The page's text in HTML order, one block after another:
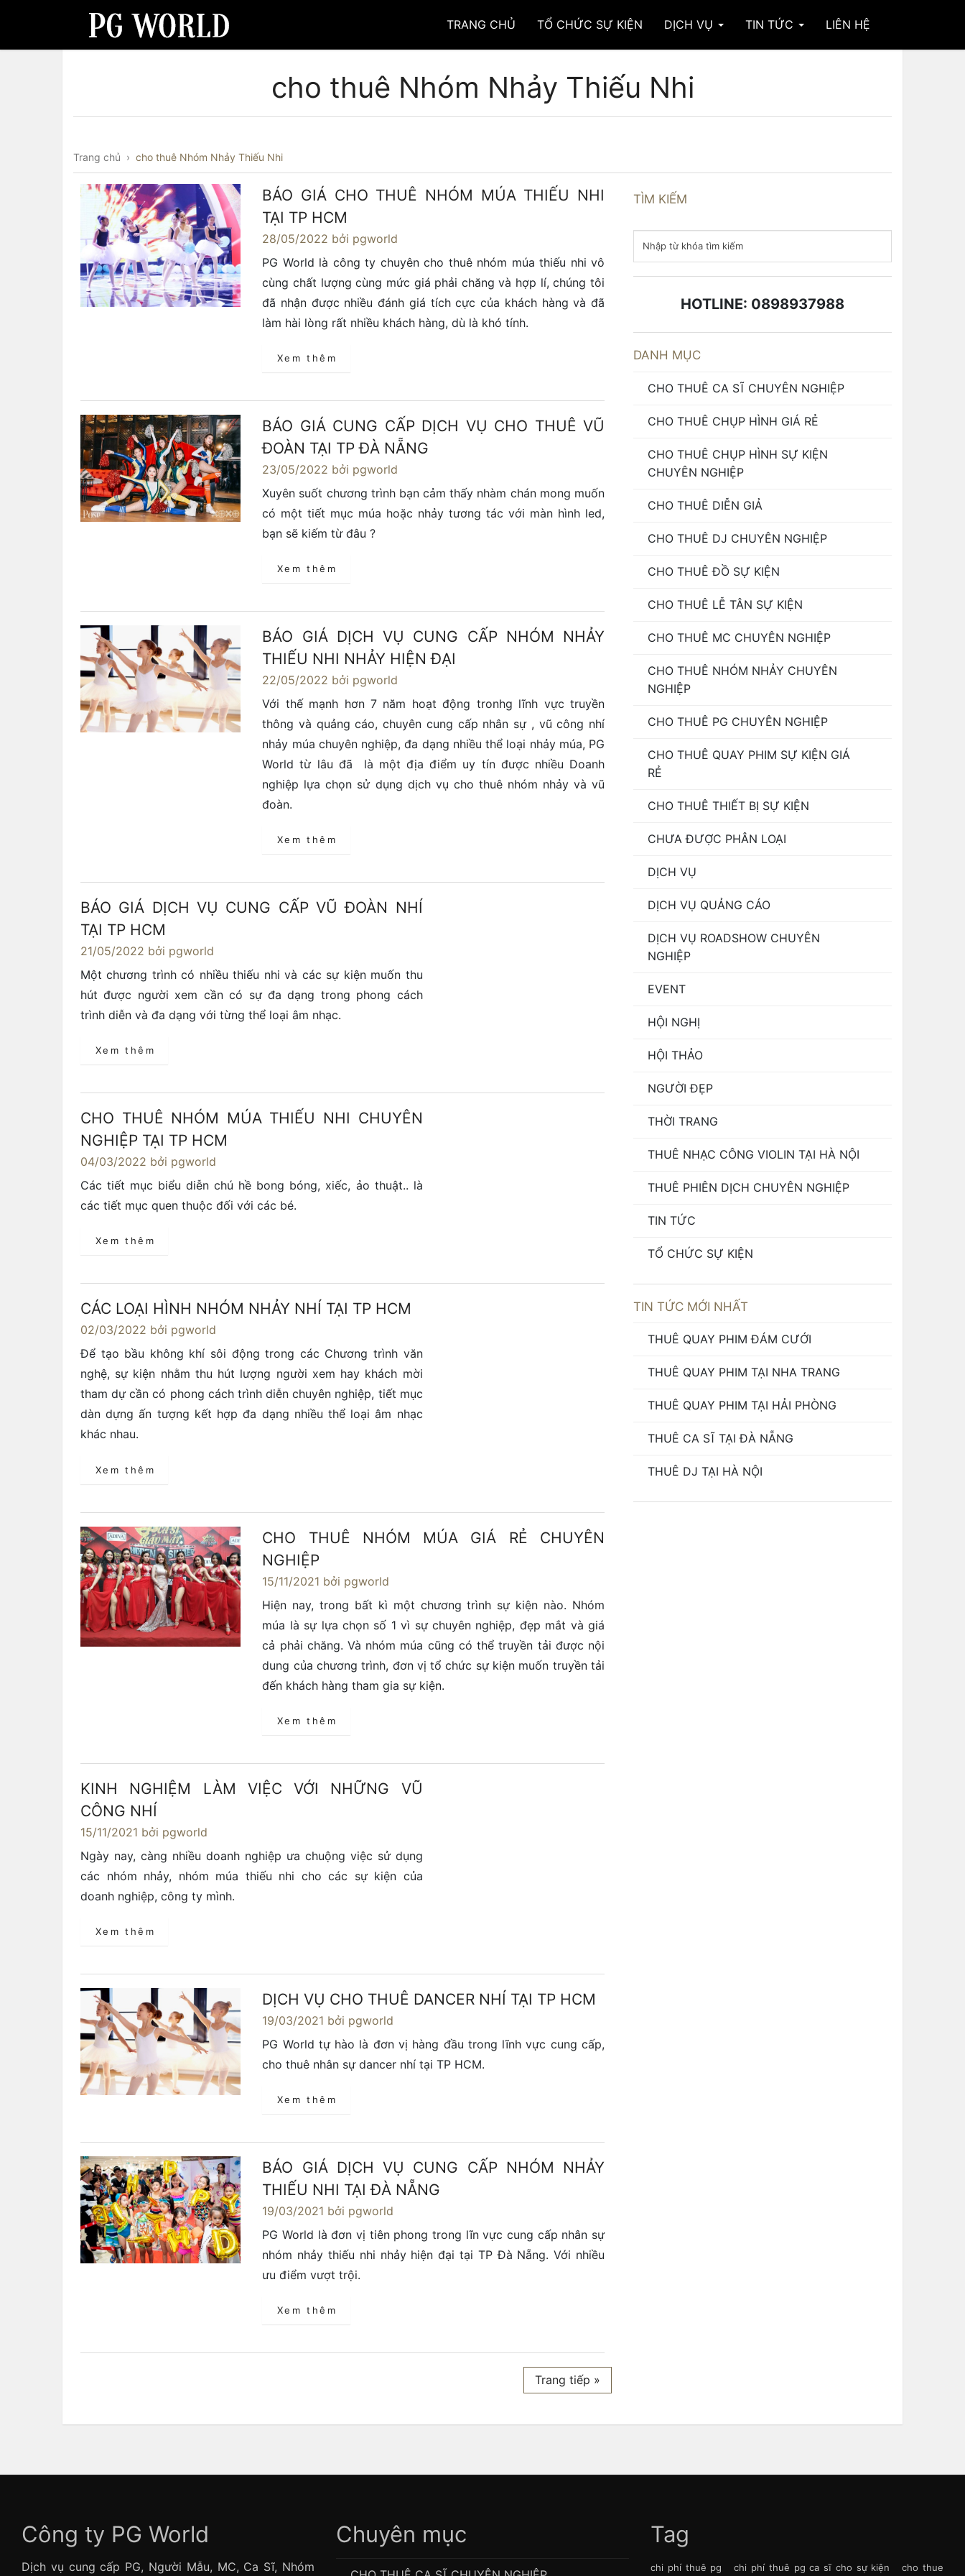
TRANG CHỦ TỔ CHỨC SỰ KIỆN DỊCH VỤ TIN TỨC LIÊN HỆ
cho thuê Nhóm Nhảy Thiếu Nhi
Trang chủ › cho thuê Nhóm Nhảy Thiếu Nhi
BÁO GIÁ CHO THUÊ NHÓM MÚA THIẾU NHI
TẠI TP HCM
28/05/2022 bởi pgworld
PG World là công ty chuyên cho thuê nhóm múa thiếu nhi vô
cùng chất lượng cùng mức giá phải chăng và hợp lí, chúng tôi
đã nhận được nhiều đánh giá tích cực của khách hàng và đã
làm hài lòng rất nhiều khách hàng, dù là khó tính.
Xem thêm
BÁO GIÁ CUNG CẤP DỊCH VỤ CHO THUÊ VŨ
ĐOÀN TẠI TP ĐÀ NẴNG
23/05/2022 bởi pgworld
Xuyên suốt chương trình bạn cảm thấy nhàm chán mong muốn
có một tiết mục múa hoặc nhảy tương tác với màn hình led,
bạn sẽ kiếm từ đâu ?
Xem thêm
BÁO GIÁ DỊCH VỤ CUNG CẤP NHÓM NHẢY
THIẾU NHI NHẢY HIỆN ĐẠI
22/05/2022 bởi pgworld
Với thế mạnh hơn 7 năm hoạt động tronhg lĩnh vực truyền
thông và quảng cáo, chuyên cung cấp nhân sự , vũ công nhí
nhảy múa chuyên nghiệp, đa dạng nhiều thể loại nhảy múa, PG
World từ lâu đã là một địa điểm uy tín được nhiều Doanh
nghiệp lựa chọn sử dụng dịch vụ cho thuê nhóm nhảy và vũ
đoàn.
Xem thêm
BÁO GIÁ DỊCH VỤ CUNG CẤP VŨ ĐOÀN NHÍ
TẠI TP HCM
21/05/2022 bởi pgworld
Một chương trình có nhiều thiếu nhi và các sự kiện muốn thu
hút được người xem cần có sự đa dạng trong phong cách
trình diễn và đa dạng với từng thể loại âm nhạc.
Xem thêm
CHO THUÊ NHÓM MÚA THIẾU NHI CHUYÊN
NGHIỆP TẠI TP HCM
04/03/2022 bởi pgworld
Các tiết mục biểu diễn chú hề bong bóng, xiếc, ảo thuật.. là
các tiết mục quen thuộc đối với các bé.
Xem thêm
CÁC LOẠI HÌNH NHÓM NHẢY NHÍ TẠI TP HCM
02/03/2022 bởi pgworld
Để tạo bầu không khí sôi động trong các Chương trình văn
nghệ, sự kiện nhằm thu hút lượng người xem hay khách mời
tham dự cần có phong cách trình diễn chuyên nghiệp, tiết mục
dàn dựng ấn tượng kết hợp đa dạng nhiều thể loại âm nhạc
khác nhau.
Xem thêm
CHO THUÊ NHÓM MÚA GIÁ RẺ CHUYÊN
NGHIỆP
15/11/2021 bởi pgworld
Hiện nay, trong bất kì một chương trình sự kiện nào. Nhóm
múa là sự lựa chọn số 1 vì sự chuyên nghiệp, đẹp mắt và giá
cả phải chăng. Và nhóm múa cũng có thể truyền tải được nội
dung của chương trình, đơn vị tổ chức sự kiện muốn truyền tải
đến khách hàng tham gia sự kiện.
Xem thêm
KINH NGHIỆM LÀM VIỆC VỚI NHỮNG VŨ
CÔNG NHÍ
15/11/2021 bởi pgworld
Ngày nay, càng nhiều doanh nghiệp ưa chuộng việc sử dụng
các nhóm nhảy, nhóm múa thiếu nhi cho các sự kiện của
doanh nghiệp, công ty mình.
Xem thêm
DỊCH VỤ CHO THUÊ DANCER NHÍ TẠI TP HCM
19/03/2021 bởi pgworld
PG World tự hào là đơn vị hàng đầu trong lĩnh vực cung cấp,
cho thuê nhân sự dancer nhí tại TP HCM.
Xem thêm
BÁO GIÁ DỊCH VỤ CUNG CẤP NHÓM NHẢY
THIẾU NHI TẠI ĐÀ NẴNG
19/03/2021 bởi pgworld
PG World là đơn vị tiên phong trong lĩn vực cung cấp nhân sự
nhóm nhảy thiếu nhi nhảy hiện đại tại TP Đà Nẵng. Với nhiều
ưu điểm vượt trội.
Xem thêm
Trang tiếp »
TÌM KIẾM
HOTLINE: 0898937988
DANH MỤC
CHO THUÊ CA SĨ CHUYÊN NGHIỆP
CHO THUÊ CHỤP HÌNH GIÁ RẺ
CHO THUÊ CHỤP HÌNH SỰ KIỆN
CHUYÊN NGHIỆP
CHO THUÊ DIỄN GIẢ
CHO THUÊ DJ CHUYÊN NGHIỆP
CHO THUÊ ĐỒ SỰ KIỆN
CHO THUÊ LỄ TÂN SỰ KIỆN
CHO THUÊ MC CHUYÊN NGHIỆP
CHO THUÊ NHÓM NHẢY CHUYÊN
NGHIỆP
CHO THUÊ PG CHUYÊN NGHIỆP
CHO THUÊ QUAY PHIM SỰ KIỆN GIÁ
RẺ
CHO THUÊ THIẾT BỊ SỰ KIỆN
CHƯA ĐƯỢC PHÂN LOẠI
DỊCH VỤ
DỊCH VỤ QUẢNG CÁO
DỊCH VỤ ROADSHOW CHUYÊN
NGHIỆP
EVENT
HỘI NGHỊ
HỘI THẢO
NGƯỜI ĐẸP
THỜI TRANG
THUÊ NHẠC CÔNG VIOLIN TẠI HÀ NỘI
THUÊ PHIÊN DỊCH CHUYÊN NGHIỆP
TIN TỨC
TỔ CHỨC SỰ KIỆN
TIN TỨC MỚI NHẤT
THUÊ QUAY PHIM ĐÁM CƯỚI
THUÊ QUAY PHIM TẠI NHA TRANG
THUÊ QUAY PHIM TẠI HẢI PHÒNG
THUÊ CA SĨ TẠI ĐÀ NẴNG
THUÊ DJ TẠI HÀ NỘI
Công ty PG World
Dịch vụ cung cấp PG, Người Mẫu, MC, Ca Sĩ, Nhóm
Chuyên mục Tag
chi phí thuê pg chi phí thuê pg ca sĩ cho sự kiện cho thue